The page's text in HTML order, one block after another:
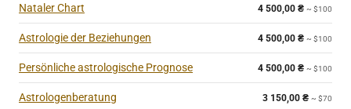
Nataler Chart 4 500,00 ₴ ~ $100
Astrologie der Beziehungen 4 500,00 ₴ ~ $100
Persönliche astrologische Prognose 4 500,00 ₴ ~ $100
Astrologenberatung 3 150,00 ₴ ~ $70